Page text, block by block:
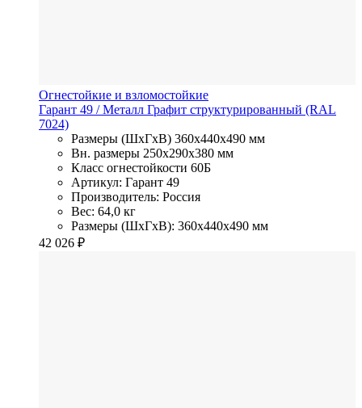
Огнестойкие и взломостойкие
Гарант 49 / Металл Графит структурированный (RAL
7024)
Размеры (ШхГхВ) 360x440x490 мм
Вн. размеры 250x290х380 мм
Класс огнестойкости 60Б
Артикул: Гарант 49
Производитель: Россия
Вес: 64,0 кг
Размеры (ШхГхВ): 360x440x490 мм
42 026 ₽